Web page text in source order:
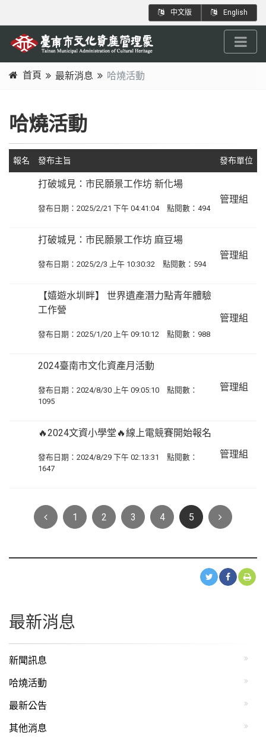
到
主
內
塊
中文版 English
首頁 最新消息
哈燒活動
哈燒活動
報名 發布主旨 發布單位
打破城見：市民願景工作坊 新化場
發布日期：2025/2/21 下午 04:41:04 點閱數：494
管理組
打破城見：市民願景工作坊 麻豆場
發布日期：2025/2/3 上午 10:30:32 點閱數：594
管理組
【嬉遊水圳畔】 世界遺產潛力點青年體驗
工作營
發布日期：2025/1/20 上午 09:10:12 點閱數：988
管理組
2024臺南市文化資產月活動
發布日期：2024/8/30 上午 09:05:10 點閱數：
1095
管理組
🔥2024文資小學堂🔥線上電競賽開始報名
發布日期：2024/8/29 下午 02:13:31 點閱數：
1647
管理組
Previous
1 2 3 4 5 Next
最新消息
新聞訊息
哈燒活動
最新公告
其他消息